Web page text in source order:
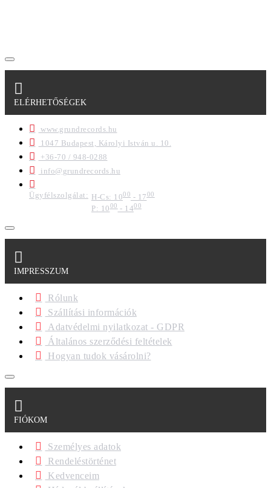
ELÉRHETŐSÉGEK
www.grundrecords.hu
1047 Budapest, Károlyi István u. 10.
+36-70 / 948-0288
info@grundrecords.hu
Ügyfélszolgálat: H-Cs: 1000 - 1700
P: 1000- 1400
IMPRESSZUM
Rólunk
Szállítási információk
Adatvédelmi nyilatkozat - GDPR
Általános szerződési feltételek
Hogyan tudok vásárolni?
FIÓKOM
Személyes adatok
Rendeléstörténet
Kedvenceim